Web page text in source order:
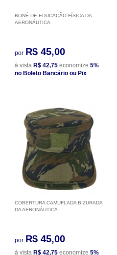
BONÉ DE EDUCAÇÃO FÍSICA DA
AERONÁUTICA
por R$ 45,00
à vista R$ 42,75 economize 5%
no Boleto Bancário ou Pix
COBERTURA CAMUFLADA BIZURADA
DA AERONÁUTICA
por R$ 45,00
à vista R$ 42,75 economize 5%